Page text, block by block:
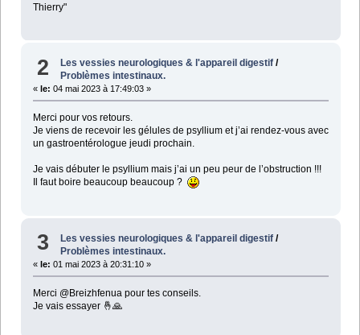
Thierry"
2 Les vessies neurologiques & l'appareil digestif /
Problèmes intestinaux.
« le: 04 mai 2023 à 17:49:03 »
Merci pour vos retours.
Je viens de recevoir les gélules de psyllium et j’ai rendez-vous avec
un gastroentérologue jeudi prochain.
Je vais débuter le psyllium mais j’ai un peu peur de l’obstruction !!!
Il faut boire beaucoup beaucoup ?
3 Les vessies neurologiques & l'appareil digestif /
Problèmes intestinaux.
« le: 01 mai 2023 à 20:31:10 »
Merci @Breizhfenua pour tes conseils.
Je vais essayer 🤞🙏